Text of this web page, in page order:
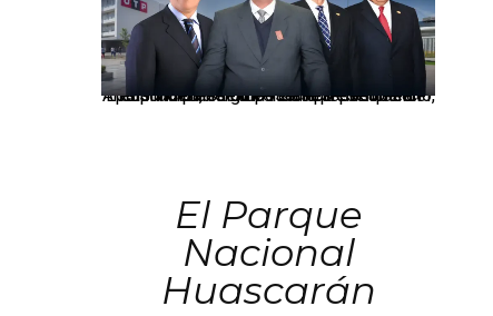
Los principales grupos empresariales del país mantienen una fuerte presencia en Áncash mediante inversiones en comercio, educación, salud e industria pesquera.
El Parque
Nacional
Huascarán